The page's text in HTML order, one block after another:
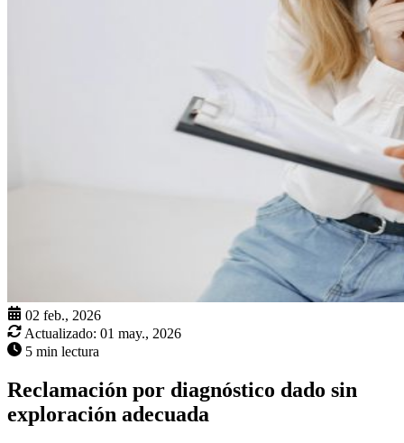
02 feb., 2026
Actualizado: 01 may., 2026
5 min lectura
Reclamación por diagnóstico dado sin
exploración adecuada